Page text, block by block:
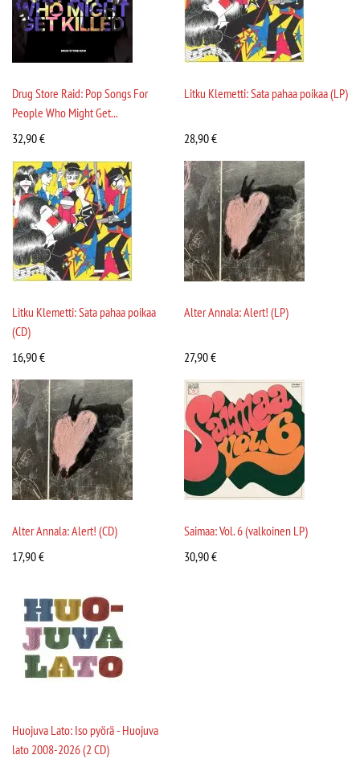
Drug Store Raid: Pop Songs For
People Who Might Get...
32,90€
Litku Klemetti: Sata pahaa poikaa (LP)
28,90€
Litku Klemetti: Sata pahaa poikaa
(CD)
16,90€
Alter Annala: Alert! (LP)
27,90€
Alter Annala: Alert! (CD)
17,90€
Saimaa: Vol. 6 (valkoinen LP)
30,90€
Huojuva Lato: Iso pyörä - Huojuva
lato 2008-2026 (2 CD)